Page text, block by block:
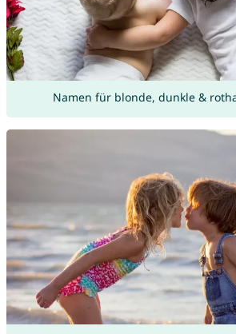
Namen für blonde, dunkle &